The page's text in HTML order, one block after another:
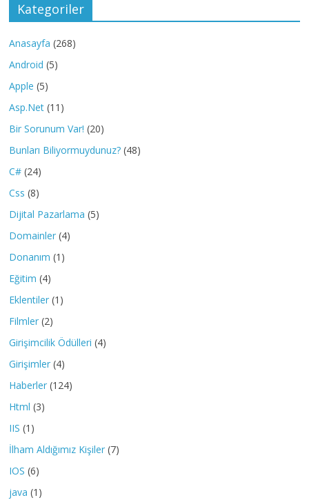
Kategoriler
Anasayfa (268)
Android (5)
Apple (5)
Asp.Net (11)
Bir Sorunum Var! (20)
Bunları Biliyormuydunuz? (48)
C# (24)
Css (8)
Dijital Pazarlama (5)
Domainler (4)
Donanım (1)
Eğitim (4)
Eklentiler (1)
Filmler (2)
Girişimcilik Ödülleri (4)
Girişimler (4)
Haberler (124)
Html (3)
IIS (1)
İlham Aldığımız Kişiler (7)
IOS (6)
java (1)